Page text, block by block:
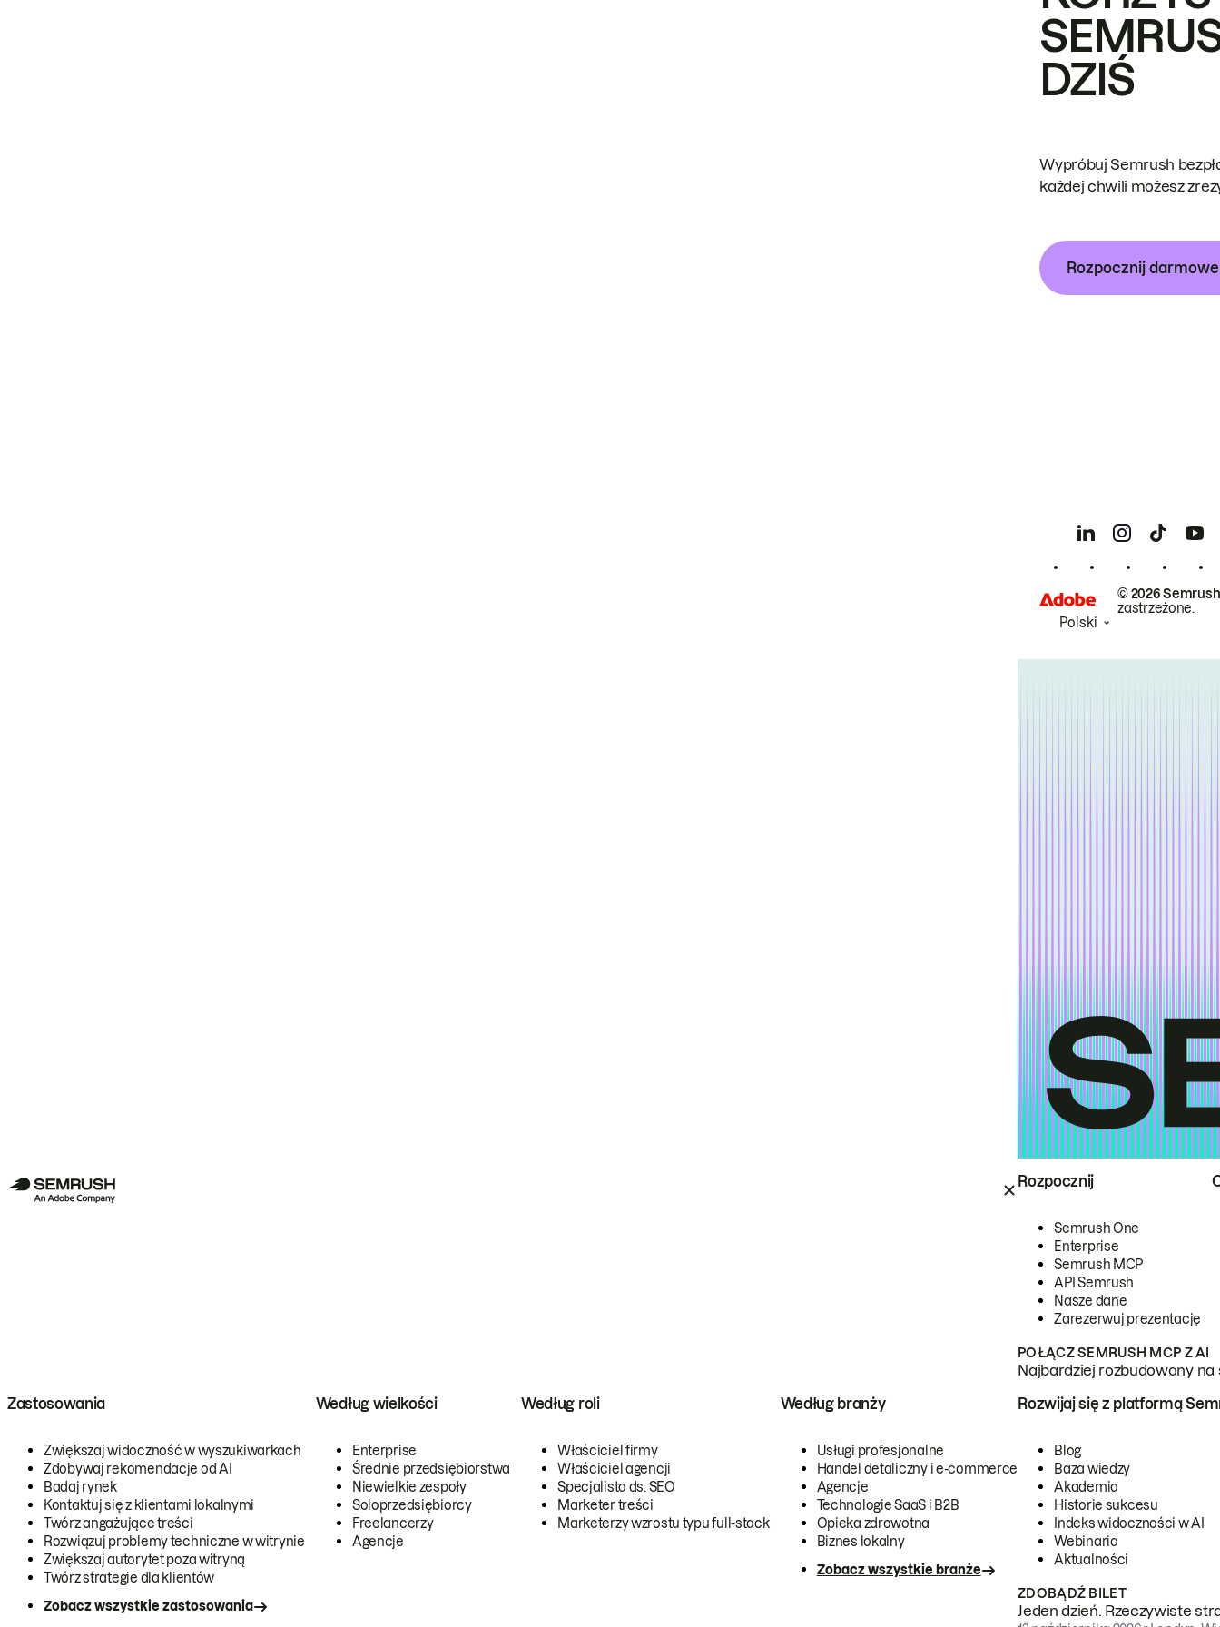
Rozpocznij
Semrush One
Enterprise
Semrush MCP
API Semrush
Nasze dane
Zarezerwuj prezentację
POŁĄCZ SEMRUSH MCP Z AI
Najbardziej rozbudowany
Zastosowania
Zwiększaj widoczność w wyszukiwarkach
Zdobywaj rekomendacje od AI
Badaj rynek
Kontaktuj się z klientami lokalnymi
Twórz angażujące treści
Rozwiązuj problemy techniczne w witrynie
Zwiększaj autorytet poza witryną
Twórz strategie dla klientów
Zobacz wszystkie zastosowania
Według wielkości
Enterprise
Średnie przedsiębiorstwa
Niewielkie zespoły
Soloprzedsiębiorcy
Freelancerzy
Agencje
Według roli
Właściciel firmy
Właściciel agencji
Specjalista ds. SEO
Marketer treści
Marketerzy wzrostu typu full-stack
Według branży
Usługi profesjonalne
Handel detaliczny i e-commerce
Agencje
Technologie SaaS i B2B
Opieka zdrowotna
Biznes lokalny
Zobacz wszystkie branże
Rozwijaj się z platformą
Blog
Baza wiedzy
Akademia
Historie sukcesu
Indeks widoczności w AI
Webinaria
Aktualności
ZDOBĄDŹ BILET
Jeden dzień. Rzeczywiste
DZIŚ
Wypróbuj Semrush
każdej chwili możesz
Rozpocznij
© 2026
zastrzeżone.
Polski